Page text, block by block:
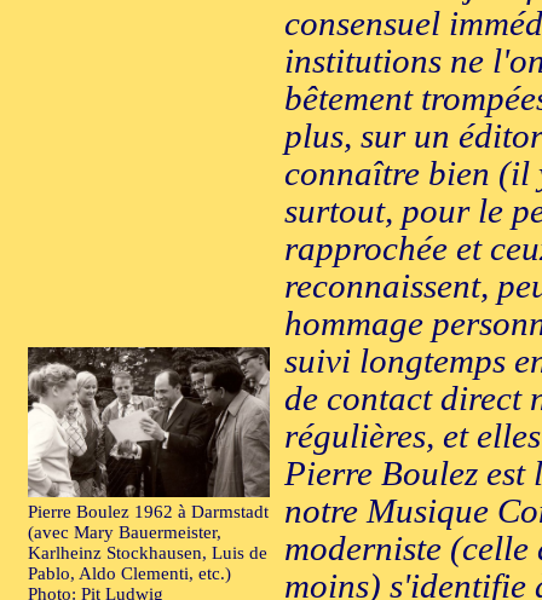
Pierre Boulez 1962 à Darmstadt
(avec Mary Bauermeister,
Karlheinz Stockhausen, Luis de
Pablo, Aldo Clementi, etc.)
Photo: Pit Ludwig
consensuel
institutions ne
bêtement
plus, sur un
connaître bien (il
surtout, pour le
rapprochée et
reconnaissent,
hommage
suivi longtemps
de contact direct
régulières, et
Pierre Boulez est
notre Musique
moderniste (celle
moins) s'identifie